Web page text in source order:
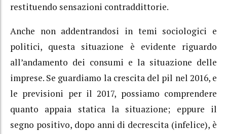
restituendo sensazioni contraddittorie.
Anche non addentrandosi in temi sociologici e
politici, questa situazione è evidente riguardo
all’andamento dei consumi e la situazione delle
imprese. Se guardiamo la crescita del pil nel 2016, e
le previsioni per il 2017, possiamo comprendere
quanto appaia statica la situazione; eppure il
segno positivo, dopo anni di decrescita (infelice), è